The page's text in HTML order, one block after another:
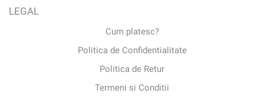
LEGAL
Cum platesc?
Politica de Confidentialitate
Politica de Retur
Termeni si Conditii